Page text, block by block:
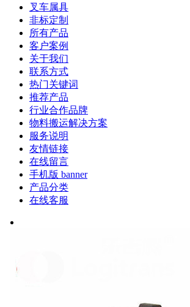
叉车属具
非标定制
所有产品
客户案例
关于我们
联系方式
热门关键词
推荐产品
行业合作品牌
物料搬运解决方案
服务说明
友情链接
在线留言
手机版 banner
产品分类
在线客服